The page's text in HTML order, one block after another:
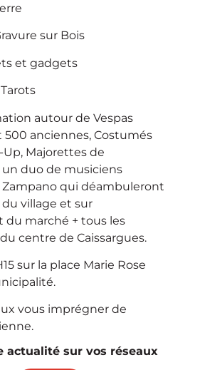
sur Bois
et gadgets
autour de Vespas
500 anciennes, Costumés
Up, Majorettes de
un duo de musiciens
Zampano qui déambuleront
village et sur
du marché + tous les
centre de Caissargues.
sur la place Marie Rose
vous imprégner de
actualité sur vos réseaux